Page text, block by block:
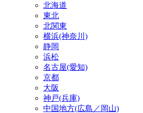
北海道
東北
北関東
横浜(神奈川)
静岡
浜松
名古屋(愛知)
京都
大阪
神戸(兵庫)
中国地方(広島／岡山)